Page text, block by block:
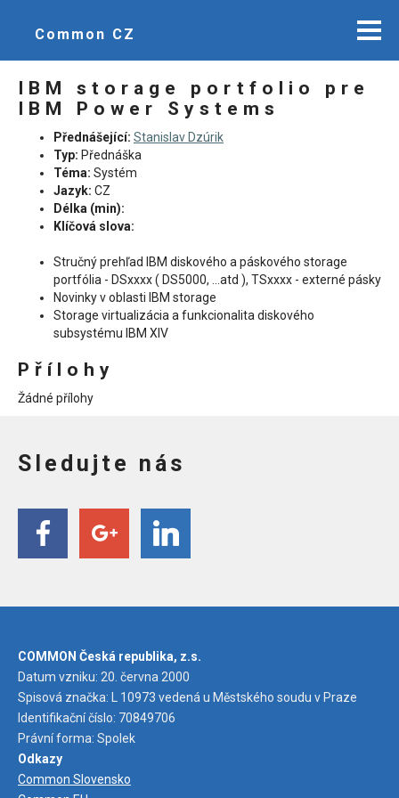
Common CZ
IBM storage portfolio pre
IBM Power Systems
Přednášející: Stanislav Dzúrik
Typ: Přednáška
Téma: Systém
Jazyk: CZ
Délka (min):
Klíčová slova:
Stručný prehľad IBM diskového a páskového storage
portfólia - DSxxxx ( DS5000, ...atd ), TSxxxx - externé pásky
Novinky v oblasti IBM storage
Storage virtualizácia a funkcionalita diskového
subsystému IBM XIV
Přílohy
Žádné přílohy
Sledujte nás
COMMON Česká republika, z.s.
Datum vzniku: 20. června 2000
Spisová značka: L 10973 vedená u Městského soudu v Praze
Identifikační číslo: 70849706
Právní forma: Spolek
Odkazy
Common Slovensko